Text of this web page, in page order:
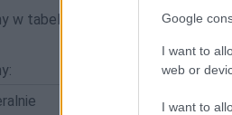
Google
I want to
web or
I want to
w tabelce: